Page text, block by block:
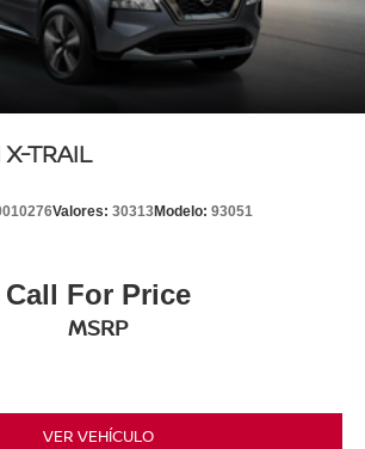
TRAIL
Valores: 30313Modelo: 93051
Call For Price
MSRP
VER VEHÍCULO